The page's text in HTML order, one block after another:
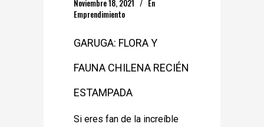
Noviembre 18, 2021
En
Emprendimiento
GARUGA: FLORA Y
FAUNA CHILENA RECIÉN
ESTAMPADA
Si eres fan de la increíble